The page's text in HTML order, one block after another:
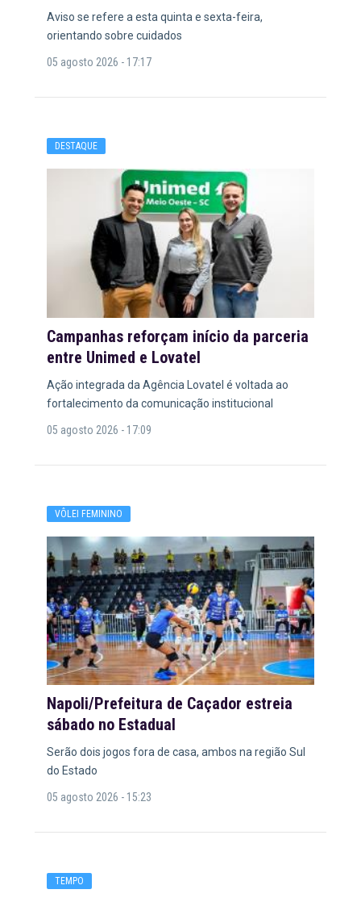
Aviso se refere a esta quinta e sexta-feira,
orientando sobre cuidados
05 agosto 2026 - 17:17
DESTAQUE
Campanhas reforçam início da parceria
entre Unimed e Lovatel
Ação integrada da Agência Lovatel é voltada ao
fortalecimento da comunicação institucional
05 agosto 2026 - 17:09
VÔLEI FEMININO
Napoli/Prefeitura de Caçador estreia
sábado no Estadual
Serão dois jogos fora de casa, ambos na região Sul
do Estado
05 agosto 2026 - 15:23
TEMPO